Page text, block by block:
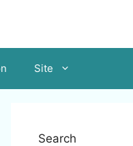
Site
Search